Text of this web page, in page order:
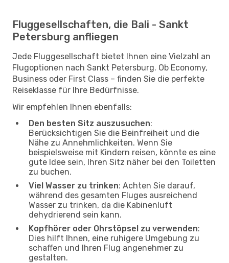
Fluggesellschaften, die Bali - Sankt
Petersburg anfliegen
Jede Fluggesellschaft bietet Ihnen eine Vielzahl an
Flugoptionen nach Sankt Petersburg. Ob Economy,
Business oder First Class – finden Sie die perfekte
Reiseklasse für Ihre Bedürfnisse.
Wir empfehlen Ihnen ebenfalls:
Den besten Sitz auszusuchen:
Berücksichtigen Sie die Beinfreiheit und die
Nähe zu Annehmlichkeiten. Wenn Sie
beispielsweise mit Kindern reisen, könnte es eine
gute Idee sein, Ihren Sitz näher bei den Toiletten
zu buchen.
Viel Wasser zu trinken: Achten Sie darauf,
während des gesamten Fluges ausreichend
Wasser zu trinken, da die Kabinenluft
dehydrierend sein kann.
Kopfhörer oder Ohrstöpsel zu verwenden:
Dies hilft Ihnen, eine ruhigere Umgebung zu
schaffen und Ihren Flug angenehmer zu
gestalten.